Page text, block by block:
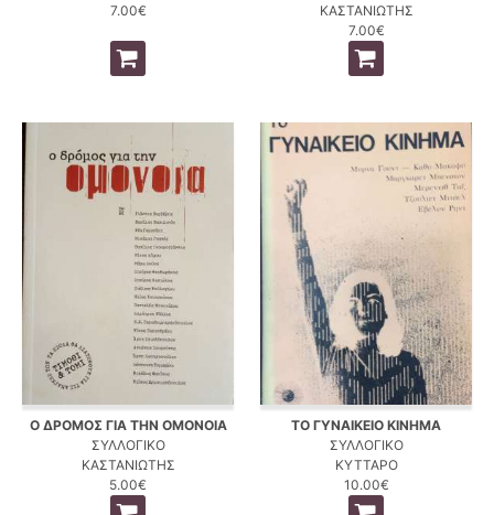
7.00€
ΚΑΣΤΑΝΙΩΤΗΣ
7.00€
Ο ΔΡΟΜΟΣ ΓΙΑ ΤΗΝ ΟΜΟΝΟΙΑ
ΣΥΛΛΟΓΙΚΟ
ΚΑΣΤΑΝΙΩΤΗΣ
5.00€
ΤΟ ΓΥΝΑΙΚΕΙΟ ΚΙΝΗΜΑ
ΣΥΛΛΟΓΙΚΟ
ΚΥΤΤΑΡΟ
10.00€